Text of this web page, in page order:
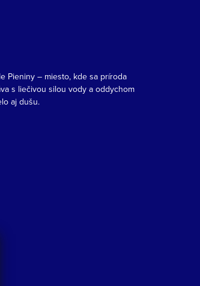
Pieniny – miesto, kde sa príroda
s liečivou silou vody a oddychom
aj dušu.